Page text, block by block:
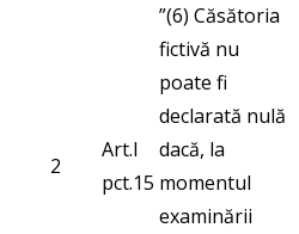
2
Art.I
pct.15
”(6) Căsătoria
fictivă nu
poate fi
declarată nulă
dacă, la
momentul
examinării